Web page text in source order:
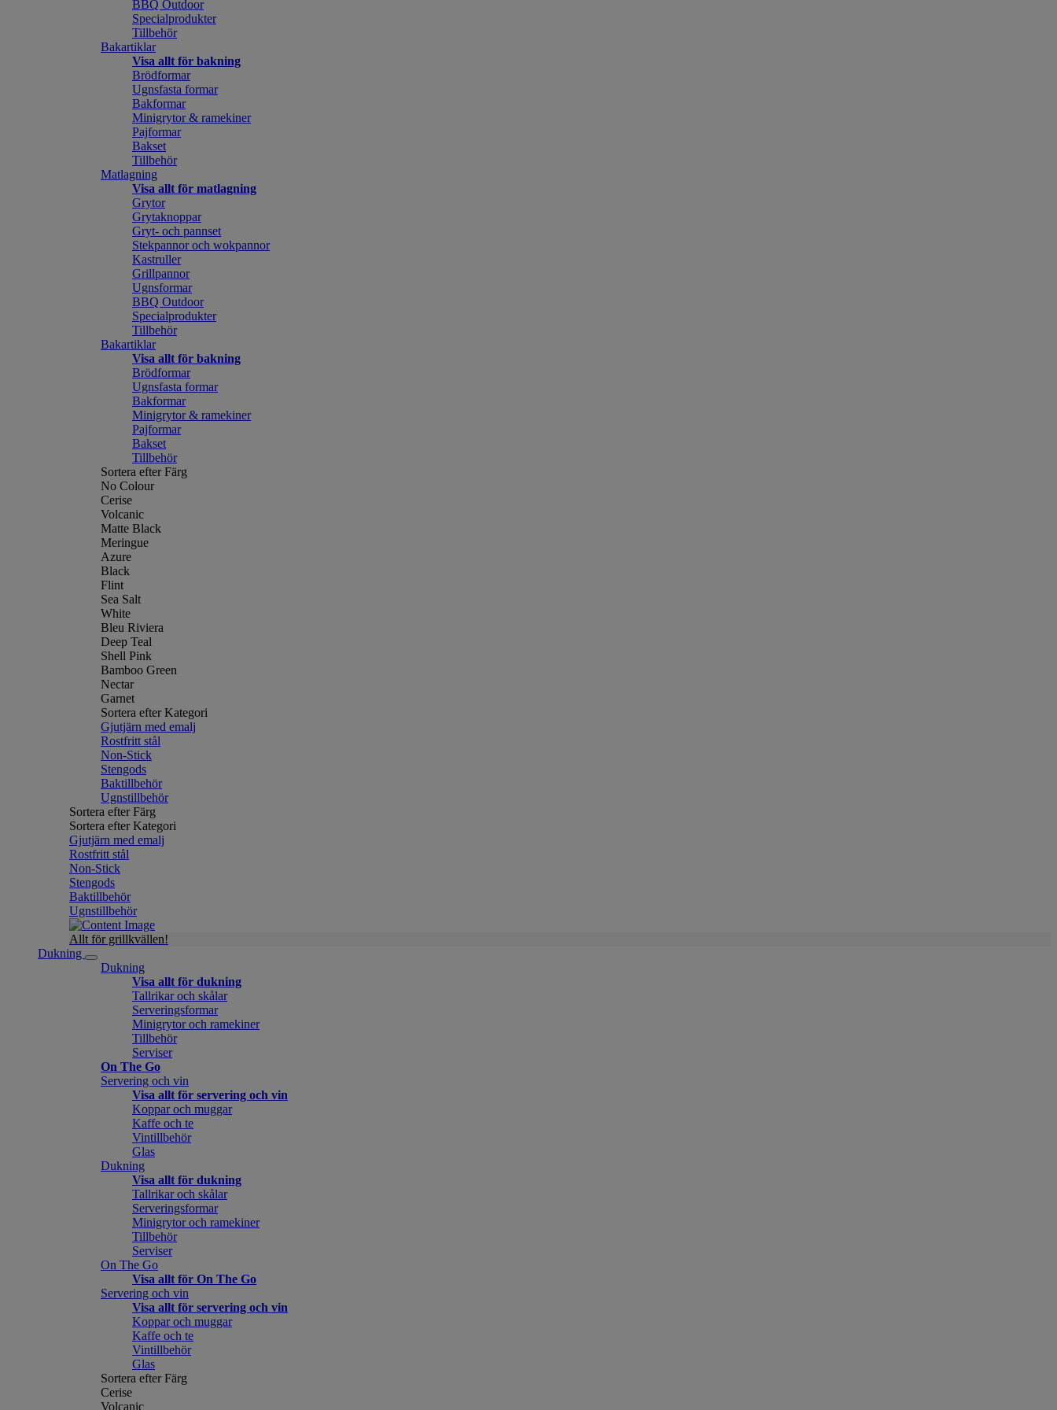
BBQ Outdoor
Specialprodukter
Tillbehör
Bakartiklar
Visa allt för bakning
Brödformar
Ugnsfasta formar
Bakformar
Minigrytor & ramekiner
Pajformar
Bakset
Tillbehör
Matlagning
Visa allt för matlagning
Grytor
Grytaknoppar
Gryt- och pannset
Stekpannor och wokpannor
Kastruller
Grillpannor
Ugnsformar
BBQ Outdoor
Specialprodukter
Tillbehör
Bakartiklar
Visa allt för bakning
Brödformar
Ugnsfasta formar
Bakformar
Minigrytor & ramekiner
Pajformar
Bakset
Tillbehör
Sortera efter Färg
No Colour
Cerise
Volcanic
Matte Black
Meringue
Azure
Black
Flint
Sea Salt
White
Bleu Riviera
Deep Teal
Shell Pink
Bamboo Green
Nectar
Garnet
Sortera efter Kategori
Gjutjärn med emalj
Rostfritt stål
Non-Stick
Stengods
Baktillbehör
Ugnstillbehör
Sortera efter Färg
Sortera efter Kategori
Gjutjärn med emalj
Rostfritt stål
Non-Stick
Stengods
Baktillbehör
Ugnstillbehör
Allt för grillkvällen!
Dukning
Dukning
Visa allt för dukning
Tallrikar och skålar
Serveringsformar
Minigrytor och ramekiner
Tillbehör
Serviser
On The Go
Servering och vin
Visa allt för servering och vin
Koppar och muggar
Kaffe och te
Vintillbehör
Glas
Dukning
Visa allt för dukning
Tallrikar och skålar
Serveringsformar
Minigrytor och ramekiner
Tillbehör
Serviser
On The Go
Visa allt för On The Go
Servering och vin
Visa allt för servering och vin
Koppar och muggar
Kaffe och te
Vintillbehör
Glas
Sortera efter Färg
Cerise
Volcanic